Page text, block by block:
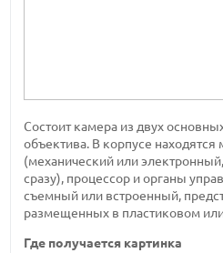
Состоит камера из двух
объектива. В корпусе находятся
(механический или электронный,
сразу), процессор и органы
съемный или встроенный,
размещенных в пластиковом
Где получается картинка